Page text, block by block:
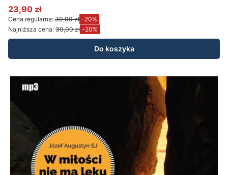
Cena promocyjna
23,90 zł
Cena regularna: 30,00 zł -20%
Najniższa cena: 30,00 zł -20%
Do koszyka